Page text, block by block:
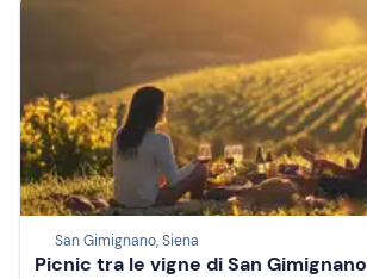
San Gimignano, Siena
Picnic tra le vigne di San Gimignano